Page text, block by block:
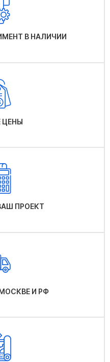
В НАЛИЧИИ
ЦЕНЫ
ПРОЕКТ
И РФ